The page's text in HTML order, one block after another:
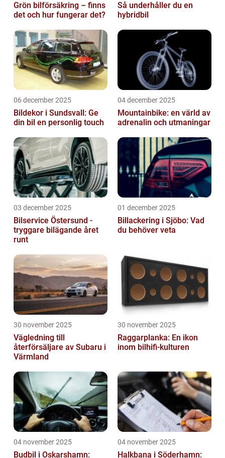
Grön bilförsäkring – finns
det och hur fungerar det?
Så underhåller du en
hybridbil
06 december 2025
Bildekor i Sundsvall: Ge
din bil en personlig touch
04 december 2025
Mountainbike: en värld av
adrenalin och utmaningar
03 december 2025
Bilservice Östersund -
tryggare bilägande året
runt
01 december 2025
Billackering i Sjöbo: Vad
du behöver veta
30 november 2025
Vägledning till
återförsäljare av Subaru i
Värmland
30 november 2025
Raggarplanka: En ikon
inom bilhifi-kulturen
04 november 2025
Budbil i Oskarshamn:
04 november 2025
Halkbana i Söderhamn: